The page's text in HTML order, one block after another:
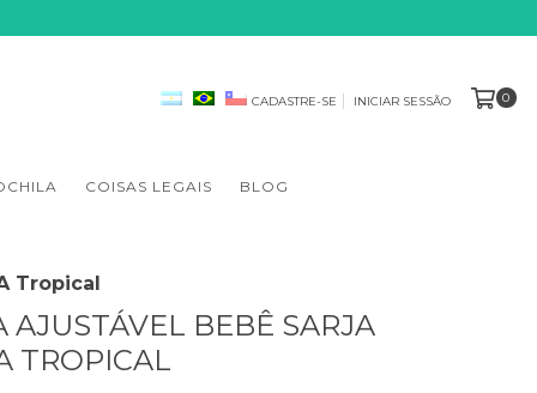
CADASTRE-SE INICIAR SESSÃO 0
COISAS LEGAIS BLOG
Tropical
AJUSTÁVEL BEBÊ SARJA
TROPICAL